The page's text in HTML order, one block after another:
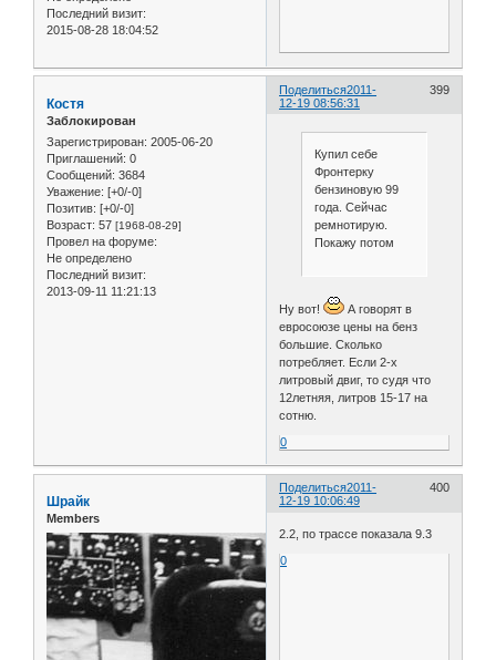
Последний визит:
2015-08-28 18:04:52
Поделиться 399
2011-
12-19 08:56:31
Костя
Заблокирован
Зарегистрирован: 2005-06-20
Приглашений: 0
Сообщений: 3684
Уважение: [+0/-0]
Позитив: [+0/-0]
Возраст: 57 [1968-08-29]
Провел на форуме:
Не определено
Последний визит:
2013-09-11 11:21:13
Купил себе
Фронтерку
бензиновую 99
года. Сейчас
ремнотирую.
Покажу потом
Ну вот!
А говорят в
евросоюзе цены на бенз
большие. Сколько
потребляет. Если 2-х
литровый двиг, то судя что
12летняя, литров 15-17 на
сотню.
0
Поделиться 400
2011-
12-19 10:06:49
Шрайк
Members
2.2, по трассе показала 9.3
0